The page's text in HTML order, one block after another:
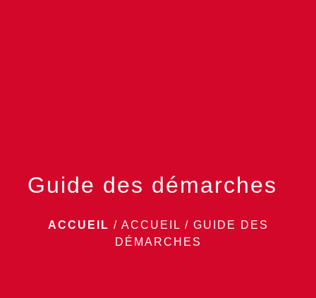
Guide des démarches
ACCUEIL / ACCUEIL / GUIDE DES
DÉMARCHES